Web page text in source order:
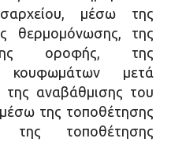
μέσω της
θερμομόνωσης, της
οροφής, της
κουφωμάτων μετά
της αναβάθμισης του
της τοποθέτησης
της τοποθέτησης